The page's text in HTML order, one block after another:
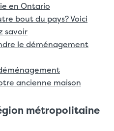
en Ontario
bout du pays? Voici
savoir
le déménagement
ancienne maison
métropolitaine